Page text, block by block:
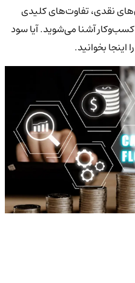
نقدی، تفاوت‌های کلیدی
آشنا می‌شوید. آیا سود
بخوانید.